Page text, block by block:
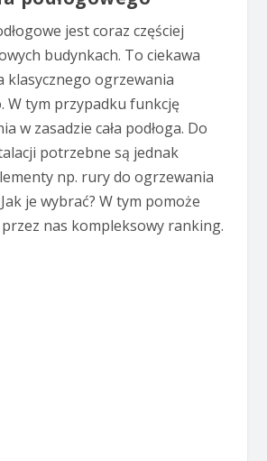
jest coraz częściej
budynkach. To ciekawa
klasycznego ogrzewania
W tym przypadku funkcję
w zasadzie cała podłoga. Do
potrzebne są jednak
np. rury do ogrzewania
je wybrać? W tym pomoże
nas kompleksowy ranking.